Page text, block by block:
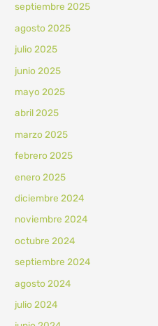
septiembre 2025
agosto 2025
julio 2025
junio 2025
mayo 2025
abril 2025
marzo 2025
febrero 2025
enero 2025
diciembre 2024
noviembre 2024
octubre 2024
septiembre 2024
agosto 2024
julio 2024